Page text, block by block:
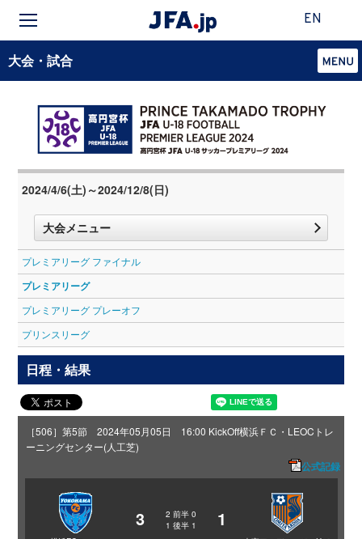
EN
大会・試合
2024/4/6(土)～2024/12/8(日)
大会メニュー
プレミアリーグ ファイナル
プレミアリーグ
プレミアリーグ プレーオフ
プリンスリーグ
日程・結果
［506］第5節 2024年05月05日 16:00 KickOff横浜ＦＣ・LEOCトレ
ーニングセンター(人工芝)
公式記録
3 2 前半 0
1 後半 1 1